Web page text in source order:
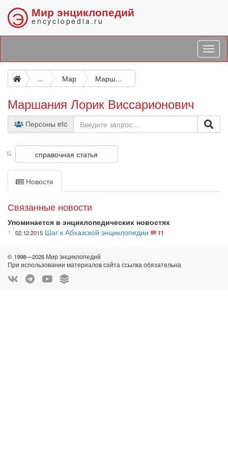
Э Мир энциклопедий
encyclopedia.ru
... Мар Маршания Лорик Виссарионович
Маршания Лорик Виссарионович
Персоны etc
справочная статья
Новости
Связанные новости
Упоминается в энциклопедических новостях
02.12.2015 Шаг к Абхазской энциклопедии 11
© 1998—2026 Мир энциклопедий
При использовании материалов сайта ссылка обязательна